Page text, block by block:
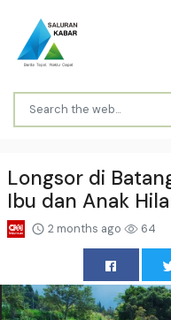
Longsor di
Ibu dan Anak
2 months ago 64